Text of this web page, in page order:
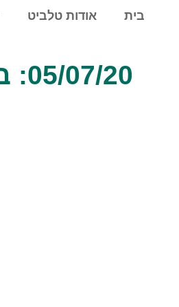
בית אודות טלביט
05/07/20: בדיקת כדאיות השקעה במדד מניות כללי ארה"ב